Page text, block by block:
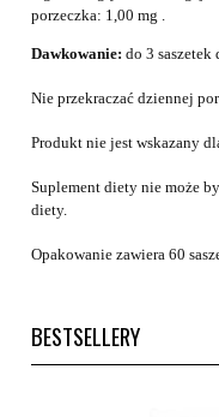
porzeczka: 1,00 mg .
Dawkowanie: do 3 saszetek
Nie przekraczać dziennej
Produkt nie jest wskazany
Suplement diety nie może
diety.
Opakowanie zawiera 60
BESTSELLERY